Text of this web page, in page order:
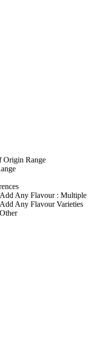
Origin Range
Any Flavour : Multiple
Any Flavour Varieties